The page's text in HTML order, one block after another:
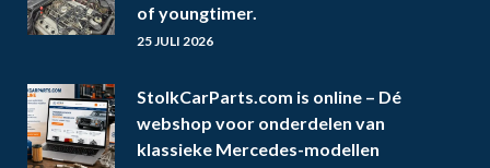
of youngtimer.
25 JULI 2026
StolkCarParts.com is online – Dé
webshop voor onderdelen van
klassieke Mercedes-modellen